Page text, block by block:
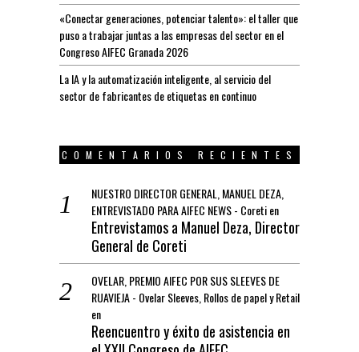
«Conectar generaciones, potenciar talento»: el taller que
puso a trabajar juntas a las empresas del sector en el
Congreso AIFEC Granada 2026
La IA y la automatización inteligente, al servicio del
sector de fabricantes de etiquetas en continuo
COMENTARIOS RECIENTES
NUESTRO DIRECTOR GENERAL, MANUEL DEZA,
ENTREVISTADO PARA AIFEC NEWS - Coretien
Entrevistamos a Manuel Deza, Director
General de Coreti
OVELAR, PREMIO AIFEC POR SUS SLEEVES DE
RUAVIEJA - Ovelar Sleeves, Rollos de papel y Retail
en
Reencuentro y éxito de asistencia en